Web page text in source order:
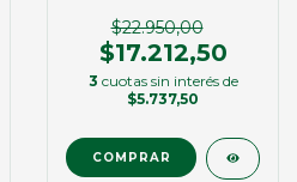
$22.950,00
$17.212,50
3 cuotas sin interés de
$5.737,50
COMPRAR